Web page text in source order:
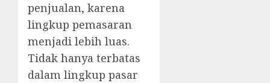
penjualan, karena
lingkup pemasaran
menjadi lebih luas.
Tidak hanya terbatas
dalam lingkup pasar